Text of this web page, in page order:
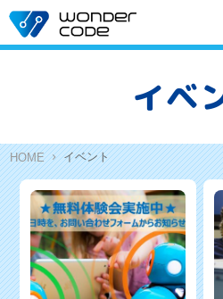
イベ
HOME イベント